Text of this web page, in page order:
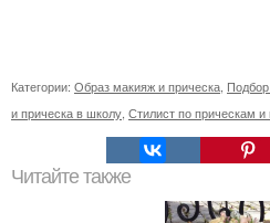
Категории: Образ макияж и прическа
и прическа в школу Стилист по прическам
Читайте также